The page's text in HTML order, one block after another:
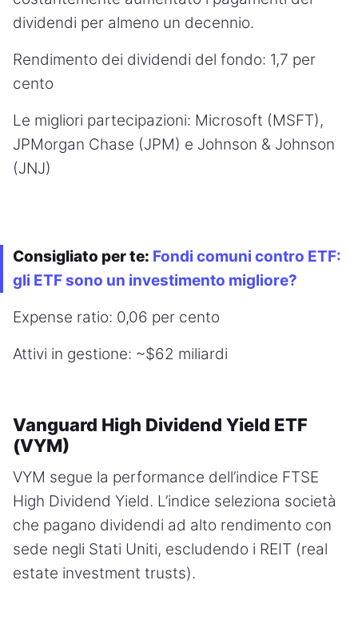
dividendi per almeno un decennio.
Rendimento dei dividendi del fondo: 1,7 per
cento
Le migliori partecipazioni: Microsoft (MSFT),
JPMorgan Chase (JPM) e Johnson & Johnson
(JNJ)
Consigliato per te: Fondi comuni contro ETF:
gli ETF sono un investimento migliore?
Expense ratio: 0,06 per cento
Attivi in gestione: ~$62 miliardi
Vanguard High Dividend Yield ETF
(VYM)
VYM segue la performance dell’indice FTSE
High Dividend Yield. L’indice seleziona società
che pagano dividendi ad alto rendimento con
sede negli Stati Uniti, escludendo i REIT (real
estate investment trusts).